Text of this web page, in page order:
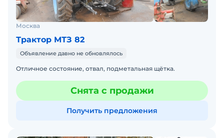
Москва
Трактор МТЗ 82
Объявление давно не обновлялось
Отличное состояние, отвал, подметальная щётка.
Снята с продажи
Получить предложения